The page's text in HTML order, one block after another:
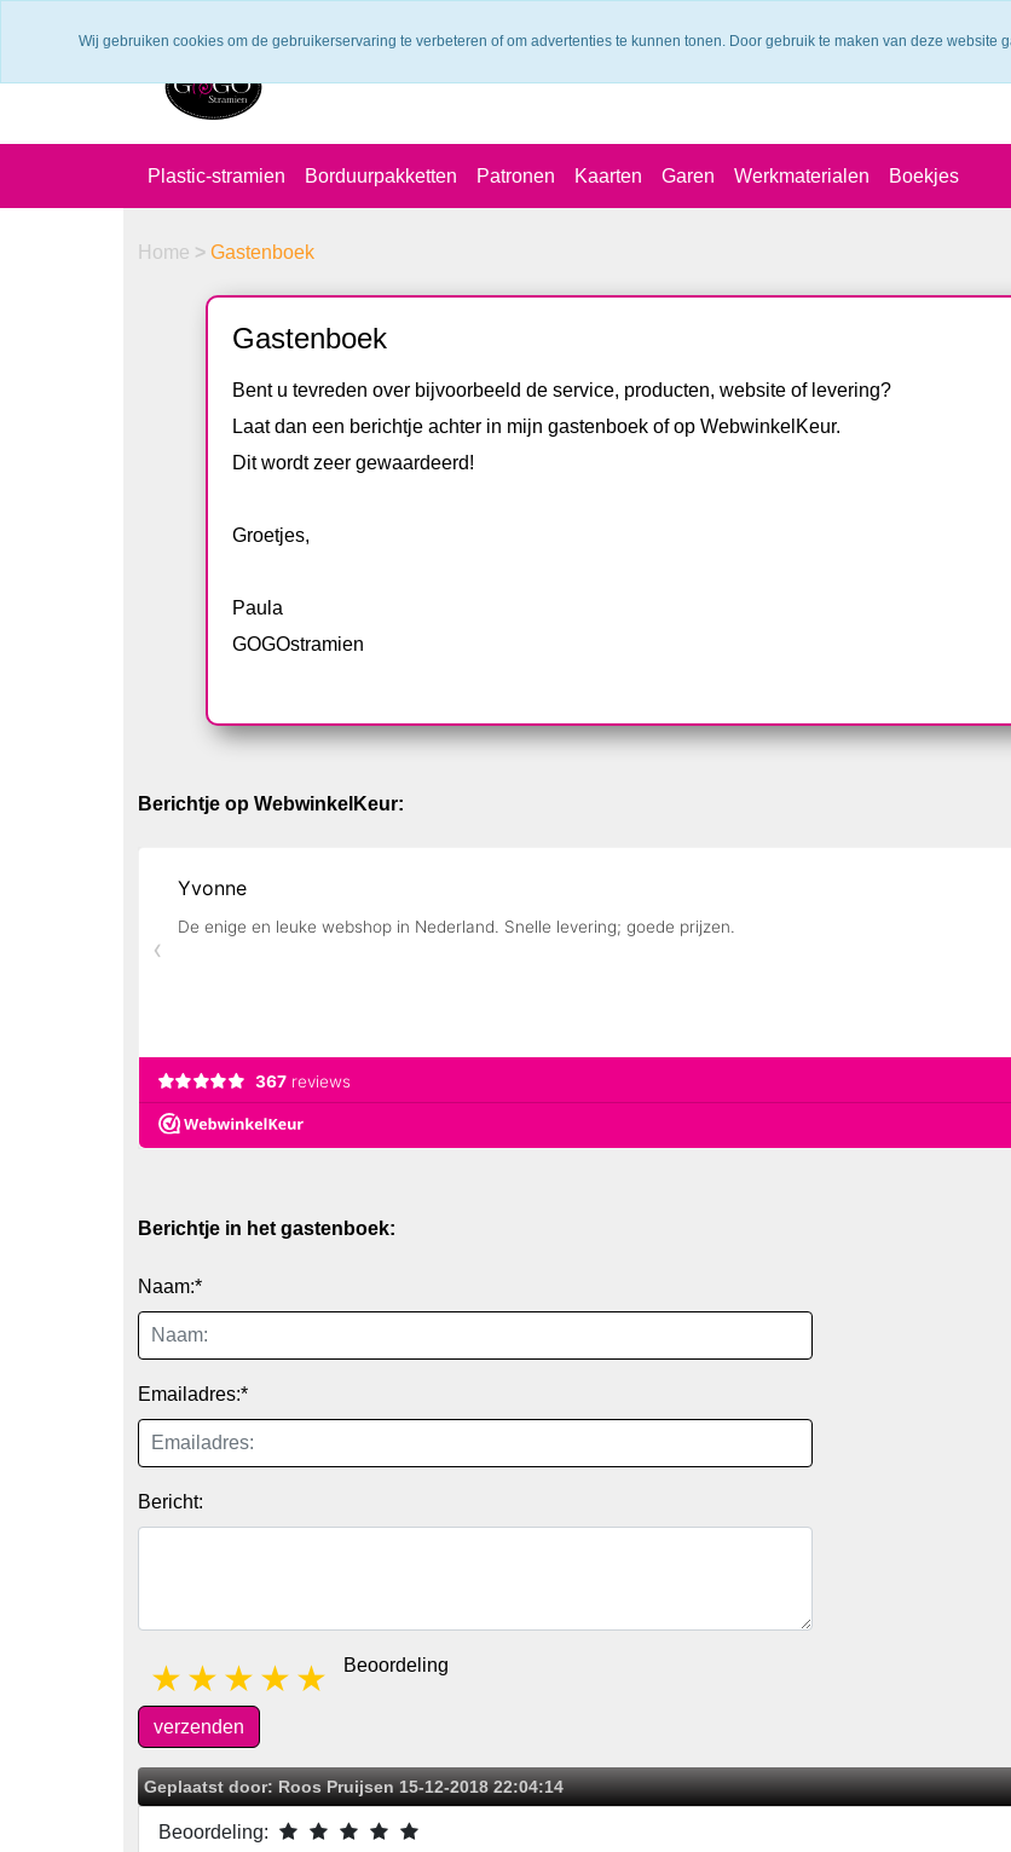
Plastic-stramien Borduurpakketten Patronen Kaarten Garen Werkmaterialen Boekjes
Home > Gastenboek
Gastenboek
Bent u tevreden over bijvoorbeeld de service, producten, website of levering?
Laat dan een berichtje achter in mijn gastenboek of op WebwinkelKeur.
Dit wordt zeer gewaardeerd!
Groetjes,
Paula
GOGOstramien
Berichtje op WebwinkelKeur:
Berichtje in het gastenboek:
Naam:*
Emailadres:*
Bericht:
Beoordeling
5 stars
4 stars
3 stars
2 stars
1 star
verzenden
Geplaatst door:Roos Pruijsen 15-12-2018 22:04:14
Beoordeling:
Wij gebruiken cookies om de gebruikerservaring te verbeteren of om advertenties te kunnen tonen. Door gebruik te maken van deze website